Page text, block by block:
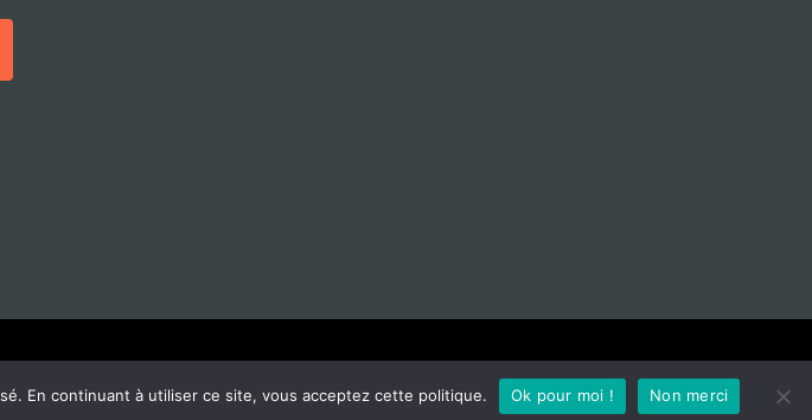
En continuant à utiliser ce site, vous acceptez cette politique. Ok pour moi ! Non merci
Mentions légales CGU